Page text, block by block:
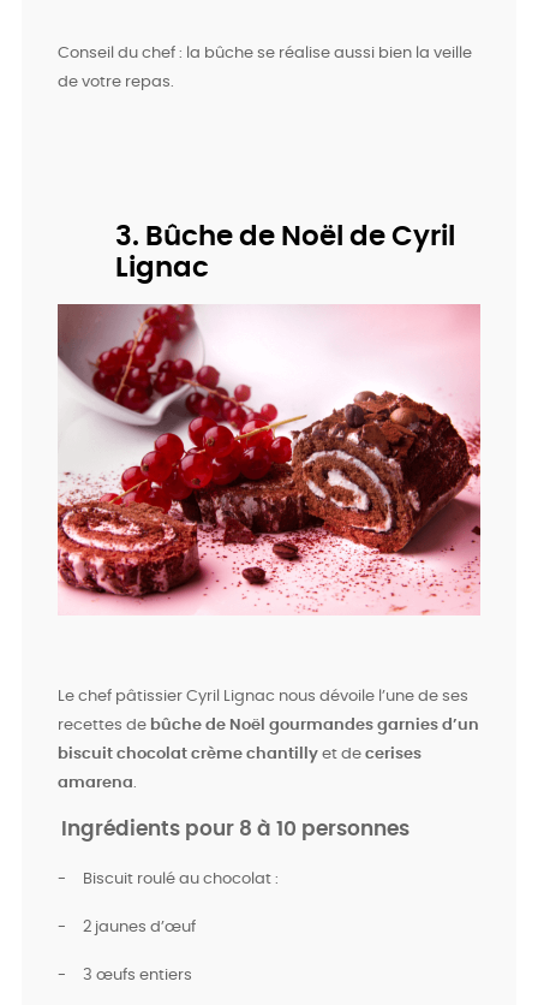
Conseil du chef : la bûche se réalise aussi bien la veille
de votre repas.
3. Bûche de Noël de Cyril
Lignac
Le chef pâtissier Cyril Lignac nous dévoile l’une de ses
recettes de bûche de Noël gourmandes garnies d’un
biscuit chocolat crème chantilly et de cerises
amarena.
Ingrédients pour 8 à 10 personnes
- Biscuit roulé au chocolat :
- 2 jaunes d’œuf
- 3 œufs entiers